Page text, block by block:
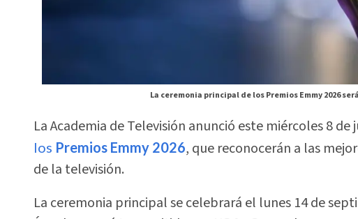
La ceremonia principal de los Premios Emmy 2026
La Academia de Televisión anunció este miércoles 8
los Premios Emmy 2026, que reconocerán a las
de la televisión.
La ceremonia principal se celebrará el lunes 14 de